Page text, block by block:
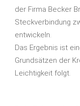
der Firma Becker
Steckverbindung
entwickeln.
Das Ergebnis ist
Grundsätzen der
Leichtigkeit folgt.